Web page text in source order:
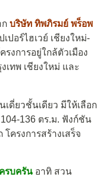
ก บริษัท ทิพภิรมย์ พร็อพ
ปอร์ไฮเวย์ เชียงใหม่-
รงการอยู่ใกล้ตัวเมือง
เทพ เชียงใหม่ และ
เดี่ยวชั้นเดียว มีให้เลือก
136 ตร.ม. ฟังก์ชัน
ครงการสร้างเสร็จ
รบครัน อาทิ สวน